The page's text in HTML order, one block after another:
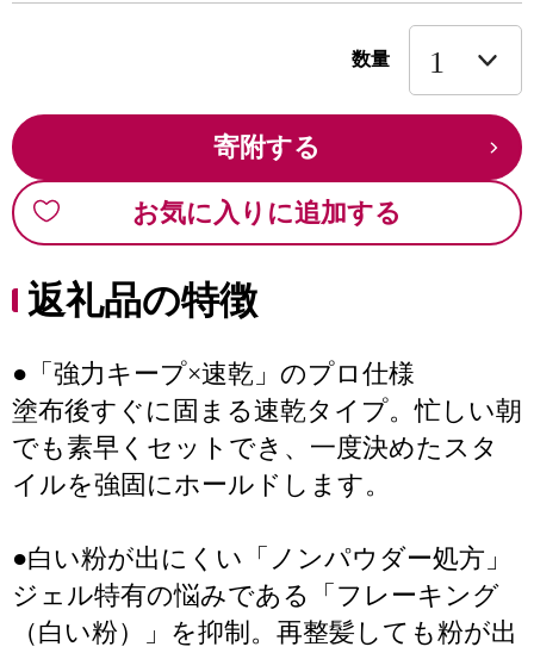
数量
寄附する
お気に入りに追加する
返礼品の特徴
●「強力キープ×速乾」のプロ仕様
塗布後すぐに固まる速乾タイプ。忙しい朝
でも素早くセットでき、一度決めたスタ
イルを強固にホールドします。
●白い粉が出にくい「ノンパウダー処方」
ジェル特有の悩みである「フレーキング
（白い粉）」を抑制。再整髪しても粉が出